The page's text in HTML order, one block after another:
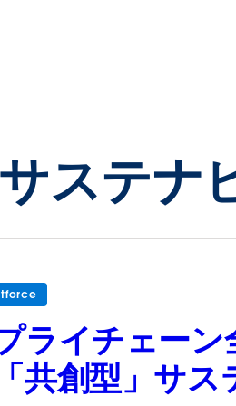
サステナ
ライチェー
共創型」サ